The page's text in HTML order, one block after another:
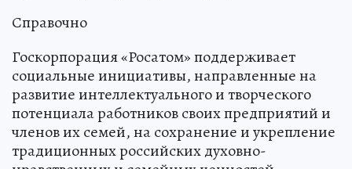
Справочно
Госкорпорация «Росатом» поддерживает
социальные инициативы, направленные на
развитие интеллектуального и творческого
потенциала работников своих предприятий и
членов их семей, на сохранение и укрепление
традиционных российских духовно-